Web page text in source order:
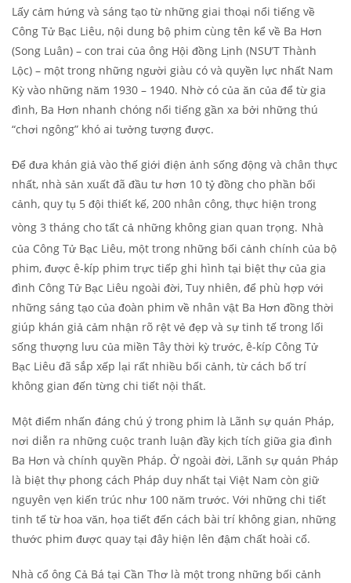
Lấy cảm hứng và sáng tạo từ những giai thoại nổi tiếng về
Công Tử Bạc Liêu, nội dung bộ phim cùng tên kể về Ba Hơn
(Song Luân) – con trai của ông Hội đồng Lịnh (NSƯT Thành
Lộc) – một trong những người giàu có và quyền lực nhất Nam
Kỳ vào những năm 1930 – 1940. Nhờ có của ăn của để từ gia
đình, Ba Hơn nhanh chóng nổi tiếng gần xa bởi những thú
“chơi ngông” khó ai tưởng tượng được.
Để đưa khán giả vào thế giới điện ảnh sống động và chân thực
nhất, nhà sản xuất đã đầu tư hơn 10 tỷ đồng cho phần bối
cảnh, quy tụ 5 đội thiết kế, 200 nhân công, thực hiện trong
vòng 3 tháng cho tất cả những không gian quan trọng. Nhà
của Công Tử Bạc Liêu, một trong những bối cảnh chính của bộ
phim, được ê-kíp phim trực tiếp ghi hình tại biệt thự của gia
đình Công Tử Bạc Liêu ngoài đời, Tuy nhiên, để phù hợp với
những sáng tạo của đoàn phim về nhân vật Ba Hơn đồng thời
giúp khán giả cảm nhận rõ rệt vẻ đẹp và sự tinh tế trong lối
sống thượng lưu của miền Tây thời kỳ trước, ê-kíp Công Tử
Bạc Liêu đã sắp xếp lại rất nhiều bối cảnh, từ cách bố trí
không gian đến từng chi tiết nội thất.
Một điểm nhấn đáng chú ý trong phim là Lãnh sự quán Pháp,
nơi diễn ra những cuộc tranh luận đầy kịch tích giữa gia đình
Ba Hơn và chính quyền Pháp. Ở ngoài đời, Lãnh sự quán Pháp
là biệt thự phong cách Pháp duy nhất tại Việt Nam còn giữ
nguyên vẹn kiến trúc như 100 năm trước. Với những chi tiết
tinh tế từ hoa văn, họa tiết đến cách bài trí không gian, những
thước phim được quay tại đây hiện lên đậm chất hoài cổ.
Nhà cổ ông Cả Bá tại Cần Thơ là một trong những bối cảnh